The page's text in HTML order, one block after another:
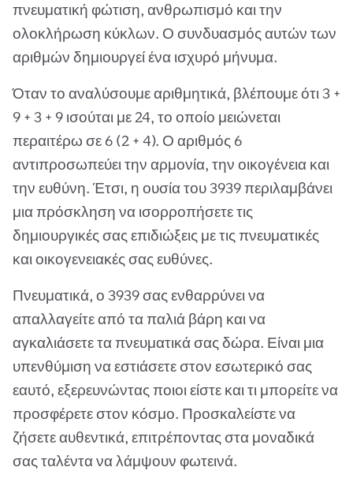
πνευματική φώτιση, ανθρωπισμό και την
ολοκλήρωση κύκλων. Ο συνδυασμός αυτών των
αριθμών δημιουργεί ένα ισχυρό μήνυμα.
Όταν το αναλύσουμε αριθμητικά, βλέπουμε ότι 3 +
9 + 3 + 9 ισούται με 24, το οποίο μειώνεται
περαιτέρω σε 6 (2 + 4). Ο αριθμός 6
αντιπροσωπεύει την αρμονία, την οικογένεια και
την ευθύνη. Έτσι, η ουσία του 3939 περιλαμβάνει
μια πρόσκληση να ισορροπήσετε τις
δημιουργικές σας επιδιώξεις με τις πνευματικές
και οικογενειακές σας ευθύνες.
Πνευματικά, ο 3939 σας ενθαρρύνει να
απαλλαγείτε από τα παλιά βάρη και να
αγκαλιάσετε τα πνευματικά σας δώρα. Είναι μια
υπενθύμιση να εστιάσετε στον εσωτερικό σας
εαυτό, εξερευνώντας ποιοι είστε και τι μπορείτε να
προσφέρετε στον κόσμο. Προσκαλείστε να
ζήσετε αυθεντικά, επιτρέποντας στα μοναδικά
σας ταλέντα να λάμψουν φωτεινά.